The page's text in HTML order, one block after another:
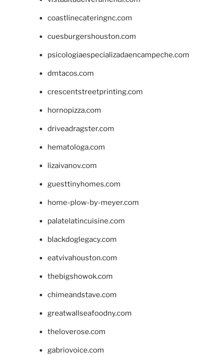
coastlinecateringnc.com
cuesburgershouston.com
psicologiaespecializadaencampeche.com
dmtacos.com
crescentstreetprinting.com
hornopizza.com
driveadragster.com
hematologa.com
lizaivanov.com
guesttinyhomes.com
home-plow-by-meyer.com
palatelatincuisine.com
blackdoglegacy.com
eatvivahouston.com
thebigshowok.com
chimeandstave.com
greatwallseafoodny.com
theloverose.com
gabriovoice.com